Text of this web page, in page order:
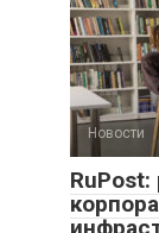
Новости